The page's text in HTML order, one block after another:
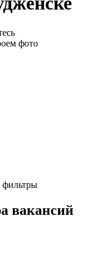
фото
фильтры
вакансий